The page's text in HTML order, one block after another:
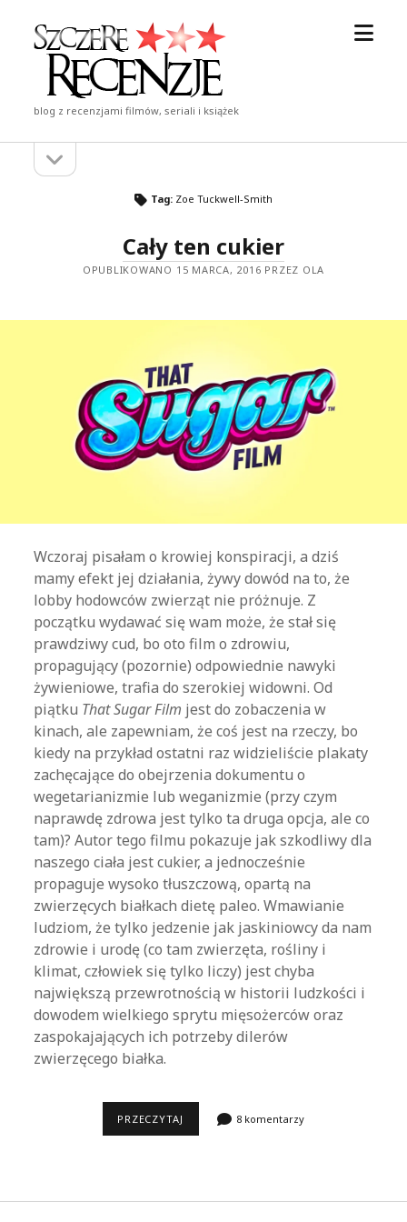
Szczere
Recenzje
blog z recenzjami filmów, seriali i książek
Pasekpasek
Tag: Zoe Tuckwell-Smith
Cały ten cukier
OPUBLIKOWANO 15 MARCA, 2016 PRZEZ OLA
Wczoraj pisałam o krowiej konspiracji, a dziś
mamy efekt jej działania, żywy dowód na to, że
lobby hodowców zwierząt nie próżnuje. Z
początku wydawać się wam może, że stał się
prawdziwy cud, bo oto film o zdrowiu,
propagujący (pozornie) odpowiednie nawyki
żywieniowe, trafia do szerokiej widowni. Od
piątku That Sugar Film jest do zobaczenia w
kinach, ale zapewniam, że coś jest na rzeczy, bo
kiedy na przykład ostatni raz widzieliście plakaty
zachęcające do obejrzenia dokumentu o
wegetarianizmie lub weganizmie (przy czym
naprawdę zdrowa jest tylko ta druga opcja, ale co
tam)? Autor tego filmu pokazuje jak szkodliwy dla
naszego ciała jest cukier, a jednocześnie
propaguje wysoko tłuszczową, opartą na
zwierzęcych białkach dietę paleo. Wmawianie
ludziom, że tylko jedzenie jak jaskiniowcy da nam
zdrowie i urodę (co tam zwierzęta, rośliny i
klimat, człowiek się tylko liczy) jest chyba
największą przewrotnością w historii ludzkości i
dowodem wielkiego sprytu mięsożerców oraz
zaspokajających ich potrzeby dilerów
zwierzęcego białka.
PRZECZYTAJ 8 komentarzy